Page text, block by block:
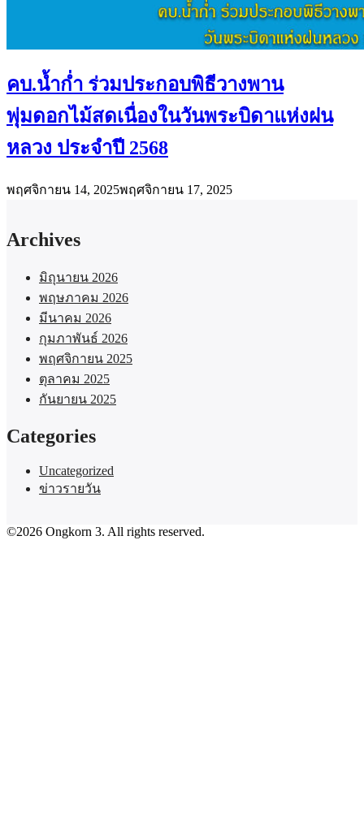
คบ.น้ำก่ำ ร่วมประกอบพิธีวางพาน
พุ่มดอกไม้สดเนื่องในวันพระบิดาแห่งฝน
หลวง ประจำปี 2568
พฤศจิกายน 14, 2025พฤศจิกายน 17, 2025
Archives
มิถุนายน 2026
พฤษภาคม 2026
มีนาคม 2026
กุมภาพันธ์ 2026
พฤศจิกายน 2025
ตุลาคม 2025
กันยายน 2025
Categories
Uncategorized
ข่าวรายวัน
©2026 Ongkorn 3. All rights reserved.